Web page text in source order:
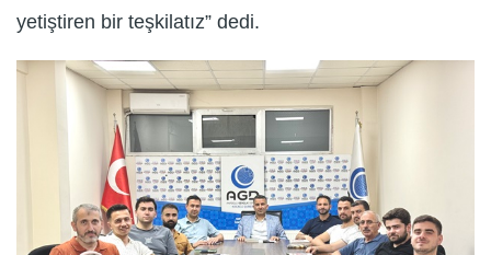
yetiştiren bir teşkilatız” dedi.